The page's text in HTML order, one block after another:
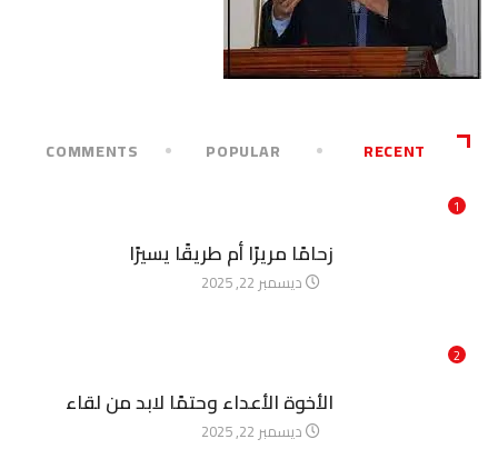
RECENT
POPULAR
COMMENTS
1
زحامًا مريرًا أم طريقًا يسيرًا
ديسمبر 22, 2025
2
الأخوة الأعداء وحتمًا لابد من لقاء
ديسمبر 22, 2025